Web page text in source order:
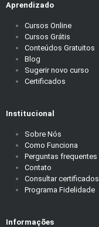
Aprendizado
Cursos Online
Cursos Grátis
Conteúdos Gratuitos
Blog
Sugerir novo curso
Certificados
Institucional
Sobre Nós
Como Funciona
Perguntas frequentes
Contato
Consultar certificados
Programa Fidelidade
Informações